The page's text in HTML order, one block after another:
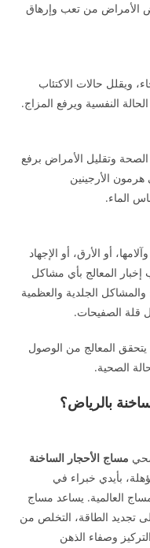
الأمراض من تعب وإرهاق
ويقلل حالات الاكتئاب
النفسية ويرفع المزاج.
وتقليل الأمراض برفع
الأرجينين
الماء.
أو الأرق، أو الإجهاد
المعالج بأي مشاكل
الجلدية والعظمية
قلة الصفيحات.
يتحقق المعالج من الوصول
الصحية.
بالرياض؟
مساج الأحجار الساخنة
بأيدي خبراء في
العالمية. يساعد مساج
تجديد الطاقة، التخلص من
وصفاء الذهن